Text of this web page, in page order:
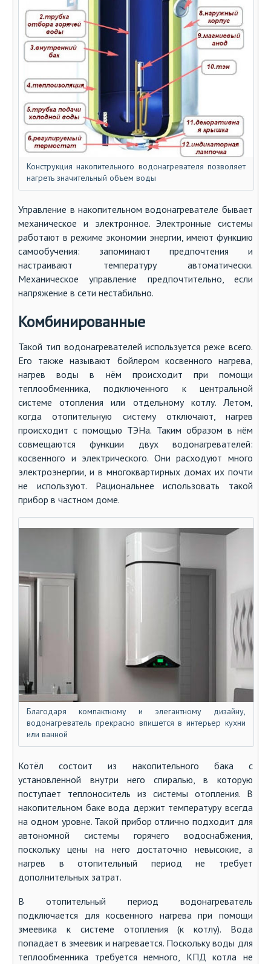
Конструкция накопительного водонагревателя позволяет
нагреть значительный объем воды
Управление в накопительном водонагревателе бывает
механическое и электронное. Электронные системы
работают в режиме экономии энергии, имеют функцию
самообучения: запоминают предпочтения и
настраивают температуру автоматически.
Механическое управление предпочтительно, если
напряжение в сети нестабильно.
Комбинированные
Такой тип водонагревателей используется реже всего.
Его также называют бойлером косвенного нагрева,
нагрев воды в нём происходит при помощи
теплообменника, подключенного к центральной
системе отопления или отдельному котлу. Летом,
когда отопительную систему отключают, нагрев
происходит с помощью ТЭНа. Таким образом в нём
совмещаются функции двух водонагревателей:
косвенного и электрического. Они расходуют много
электроэнергии, и в многоквартирных домах их почти
не используют. Рациональнее использовать такой
прибор в частном доме.
Благодаря компактному и элегантному дизайну,
водонагреватель прекрасно впишется в интерьер кухни
или ванной
Котёл состоит из накопительного бака с
установленной внутри него спиралью, в которую
поступает теплоноситель из системы отопления. В
накопительном баке вода держит температуру всегда
на одном уровне. Такой прибор отлично подходит для
автономной системы горячего водоснабжения,
поскольку цены на него достаточно невысокие, а
нагрев в отопительный период не требует
дополнительных затрат.
В отопительный период водонагреватель
подключается для косвенного нагрева при помощи
змеевика к системе отопления (к котлу). Вода
попадает в змеевик и нагревается. Поскольку воды для
теплообменника требуется немного, КПД котла не